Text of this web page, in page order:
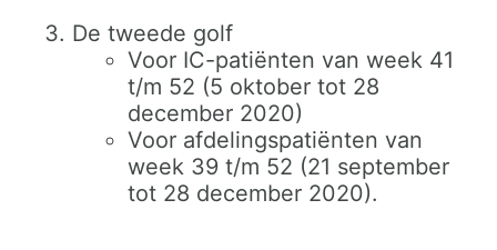
De tweede golf
Voor IC-patiënten van week 41
t/m 52 (5 oktober tot 28
december 2020)
Voor afdelingspatiënten van
week 39 t/m 52 (21 september
tot 28 december 2020).